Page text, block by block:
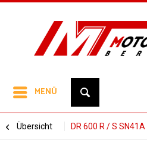
MENÜ
Übersicht DR 600 R / S SN41A